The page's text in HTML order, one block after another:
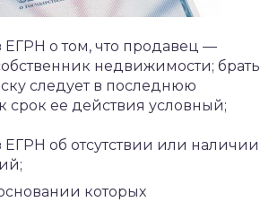
ЕГРН о том, что продавец —
недвижимости; брать
следует в последнюю
срок ее действия условный;
об отсутствии или наличии
которых